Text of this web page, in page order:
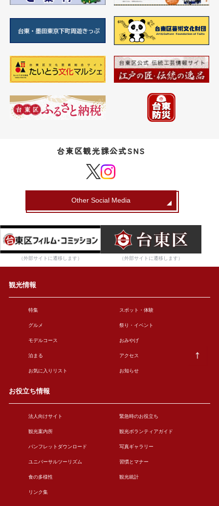
台東区観光課公式SNS
Other Social Media
（外部サイトに遷移します） （外部サイトに遷移します）
観光情報
特集 スポット・体験
グルメ 祭り・イベント
モデルコース おみやげ
泊まる アクセス
お気に入りリスト お知らせ
お役立ち情報
法人向けサイト 緊急時のお役立ち
観光案内所 観光ボランティアガイド
パンフレットダウンロード 写真ギャラリー
ユニバーサルツーリズム 習慣とマナー
食の多様性 観光統計
リンク集